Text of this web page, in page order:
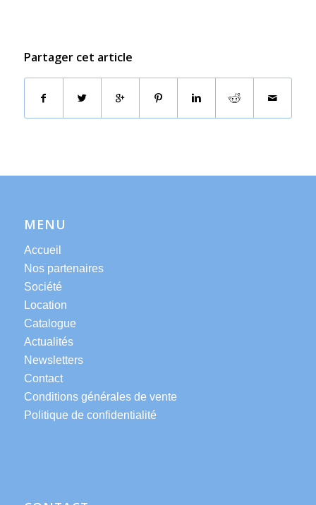
Partager cet article
MENU
Accueil
Nos partenaires
Société
Location
Catalogue
Actualités
Newsletters
Contact
Conditions générales de vente
Politique de confidentialité